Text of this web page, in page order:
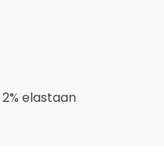
elastaan